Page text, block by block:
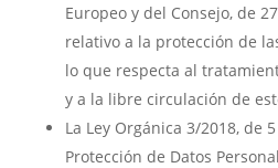
Europeo y del Consejo, de
relativo a la protección de
lo que respecta al
y a la libre circulación de
La Ley Orgánica 3/2018, de
Protección de Datos